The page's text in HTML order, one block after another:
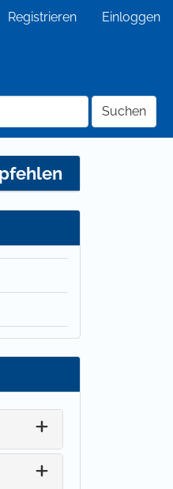
Registrieren Einloggen
Suchen